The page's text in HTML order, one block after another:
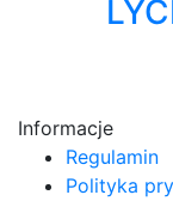
Informacje
Regulamin
Polityka